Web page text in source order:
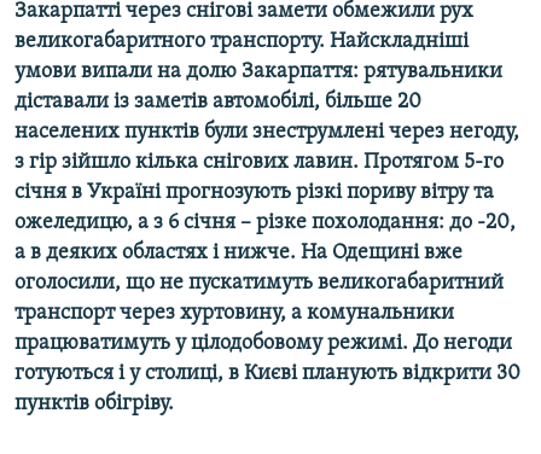
ДОЛУЧАЙСЯ!
Усі сайти RFE/RL
Закарпатті через снігові замети обмежили рух
великогабаритного транспорту. Найскладніші
умови випали на долю Закарпаття: рятувальники
діставали із заметів автомобілі, більше 20
населених пунктів були знеструмлені через негоду,
з гір зійшло кілька снігових лавин. Протягом 5-го
січня в Україні прогнозують різкі пориву вітру та
ожеледицю, а з 6 січня – різке похолодання: до -20,
а в деяких областях і нижче. На Одещині вже
оголосили, що не пускатимуть великогабаритний
транспорт через хуртовину, а комунальники
працюватимуть у цілодобовому режимі. До негоди
готуються і у столиці, в Києві планують відкрити 30
пунктів обігріву.